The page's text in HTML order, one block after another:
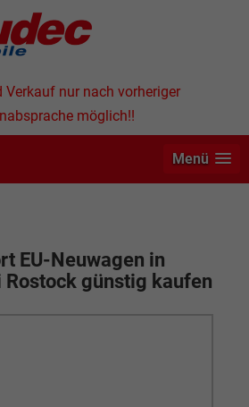
Verkauf nur nach vorheriger
möglich!!
Menü
EU-Neuwagen in
günstig kaufen